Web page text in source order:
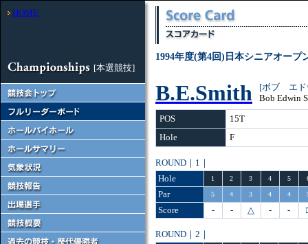
HOME
[本選競技]
1994年度(第4回)日本シニアオープ
B.E.Smith
[ボブ エ
Bob Edwin
POS
15T
Hole
F
ROUND｜1｜
Hole
1 2 3 4 5
Par 5 4 3 4 4
Score - - △ - -
ROUND｜2｜